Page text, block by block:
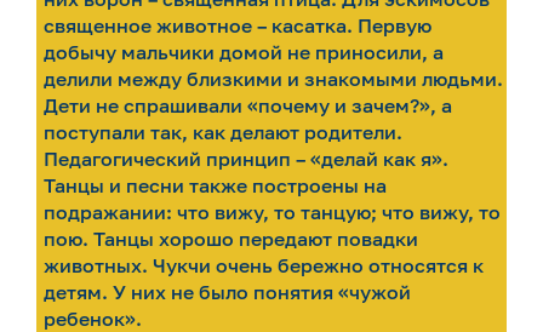
священное животное – касатка. Первую
добычу мальчики домой не приносили, а
делили между близкими и знакомыми людьми.
Дети не спрашивали «почему и зачем?», а
поступали так, как делают родители.
Педагогический принцип – «делай как я».
Танцы и песни также построены на
подражании: что вижу, то танцую; что вижу, то
пою. Танцы хорошо передают повадки
животных. Чукчи очень бережно относятся к
детям. У них не было понятия «чужой
ребенок».